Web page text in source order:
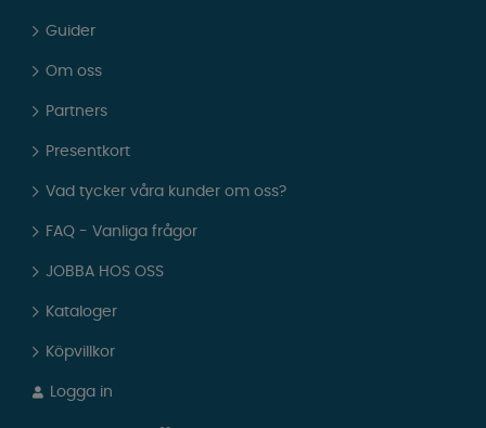
Guider
Om oss
Partners
Presentkort
Vad tycker våra kunder om oss?
FAQ - Vanliga frågor
JOBBA HOS OSS
Kataloger
Köpvillkor
Logga in